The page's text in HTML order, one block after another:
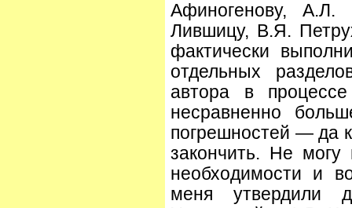
Афиногенову, А.Л.
Лившицу, В.Я.
фактически
отдельных
автора в
несравненно
погрешностей — да
закончить. Не
необходимости и
меня утвердили